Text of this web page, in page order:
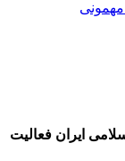
ایران فعالیت